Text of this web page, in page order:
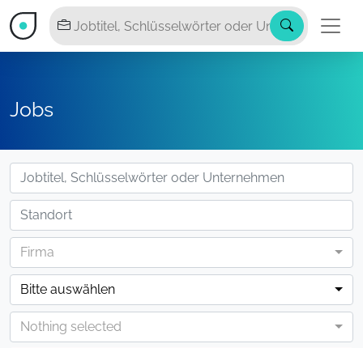
Jobs
Firma
Bitte auswählen
Nothing selected